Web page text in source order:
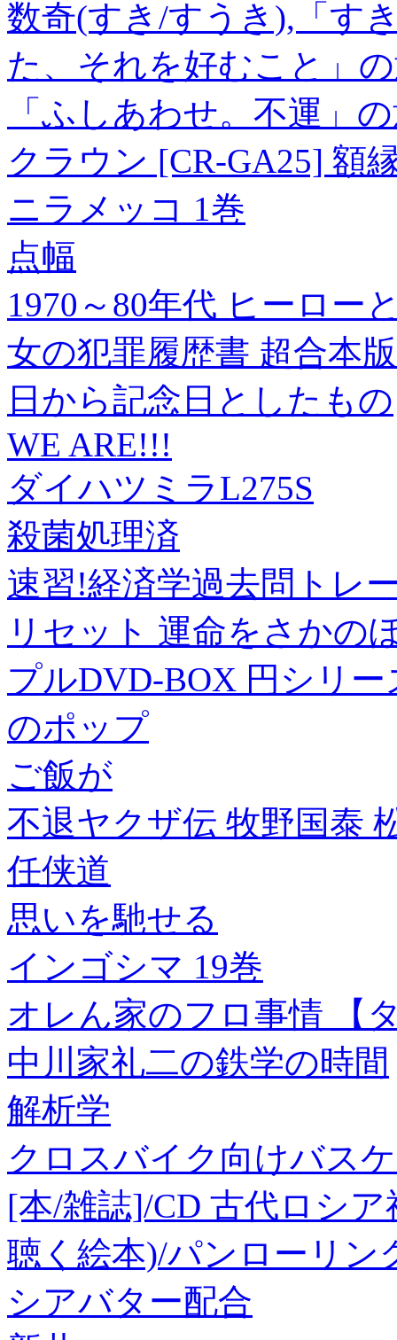
数奇(すき/すうき),「す
た、それを好むこと」
「ふしあわせ。不運」
クラウン [CR-GA25] 額
ニラメッコ 1巻
点幅
1970～80年代 ヒーロー
女の犯罪履歴書 超合本
日から記念日としたもの
WE ARE!!!
ダイハツミラL275S
殺菌処理済
速習!経済学過去問トレ
リセット 運命をさかの
プルDVD-BOX 円シリ
のポップ
ご飯が
不退ヤクザ伝 牧野国泰
任侠道
思いを馳せる
インゴシマ 19巻
オレん家のフロ事情 【
中川家礼二の鉄学の時間
解析学
クロスバイク向けバス
[本/雑誌]/CD 古代ロシ
聴く絵本)/パンローリン
シアバター配合